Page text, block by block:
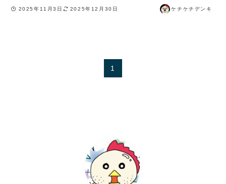
2025年11月3日 2025年12月30日 ケチケチデンキ
1